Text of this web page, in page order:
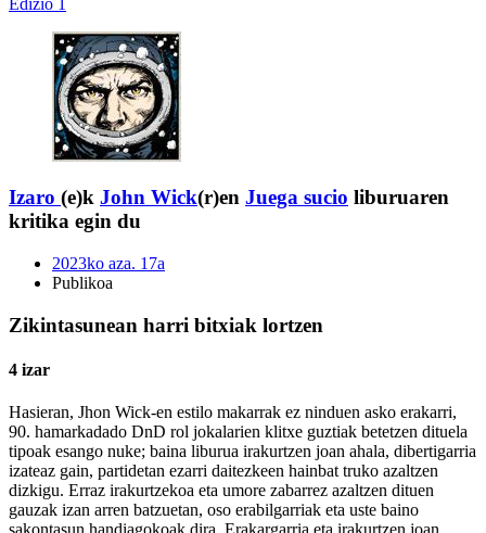
Izaro (e)k John Wick(r)en Juega sucio liburuaren
kritika egin du
2023ko aza. 17a
Publikoa
Zikintasunean harri bitxiak lortzen
4 izar
Hasieran, Jhon Wick-en estilo makarrak ez ninduen asko erakarri,
90. hamarkadado DnD rol jokalarien klitxe guztiak betetzen dituela
tipoak esango nuke; baina liburua irakurtzen joan ahala, dibertigarria
izateaz gain, partidetan ezarri daitezkeen hainbat truko azaltzen
dizkigu. Erraz irakurtzekoa eta umore zabarrez azaltzen dituen
gauzak izan arren batzuetan, oso erabilgarriak eta uste baino